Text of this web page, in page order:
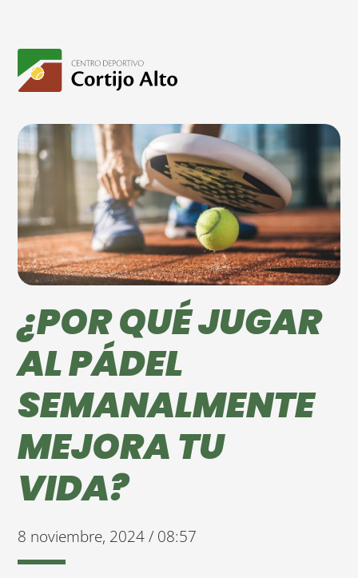
¿POR QUÉ JUGAR
AL PÁDEL
SEMANALMENTE
MEJORA TU
VIDA?
8 noviembre, 2024 / 08:57